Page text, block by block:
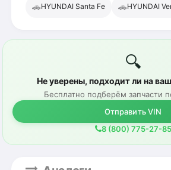
🚗HYUNDAI Santa Fe 🚗HYUNDAI
🔍
Не уверены, подходит ли на
Бесплатно подберём запчасти
Отправить VIN
8 (800) 775-27-85